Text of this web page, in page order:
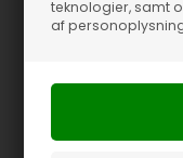
teknologier, samt
af